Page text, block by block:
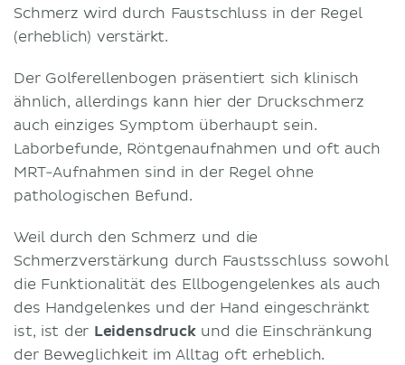
Schmerz wird durch Faustschluss in der Regel
(erheblich) verstärkt.
Der Golferellenbogen präsentiert sich klinisch
ähnlich, allerdings kann hier der Druckschmerz
auch einziges Symptom überhaupt sein.
Laborbefunde, Röntgenaufnahmen und oft auch
MRT-Aufnahmen sind in der Regel ohne
pathologischen Befund.
Weil durch den Schmerz und die
Schmerzverstärkung durch Faustsschluss sowohl
die Funktionalität des Ellbogengelenkes als auch
des Handgelenkes und der Hand eingeschränkt
ist, ist der Leidensdruck und die Einschränkung
der Beweglichkeit im Alltag oft erheblich.